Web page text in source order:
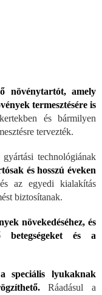
növénytartót, amely
termesztésére is
és bármilyen
tervezték.
technológiának
és hosszú éveken
az egyedi kialakítás
biztosítanak.
növekedéséhez, és
és a
speciális lyukaknak
Ráadásul a